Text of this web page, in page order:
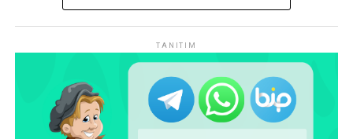
TANITIM